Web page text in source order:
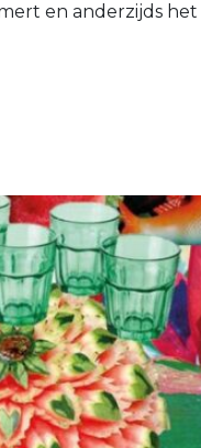
en anderzijds het